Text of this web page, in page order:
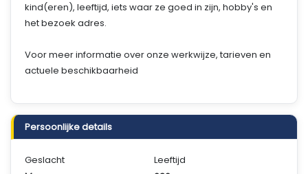
kind(eren), leeftijd, iets waar ze goed in zijn, hobby's en
het bezoek adres.
Voor meer informatie over onze werkwijze, tarieven en
actuele beschikbaarheid
Persoonlijke details
Geslacht
Leeftijd